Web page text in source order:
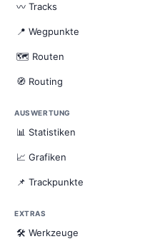
〰 Tracks
📍 Wegpunkte
🗺 Routen
🧭 Routing
AUSWERTUNG
📊 Statistiken
📈 Grafiken
📌 Trackpunkte
EXTRAS
🛠 Werkzeuge